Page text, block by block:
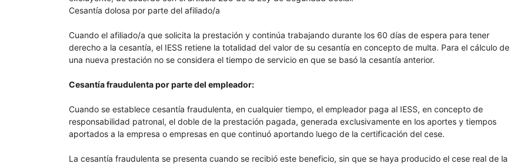
Cesantía dolosa por parte del afiliado/a
Cuando el afiliado/a que solicita la prestación y continúa trabajando durante los 60 días de espera para tener
derecho a la cesantía, el IESS retiene la totalidad del valor de su cesantía en concepto de multa. Para el cálculo de
una nueva prestación no se considera el tiempo de servicio en que se basó la cesantía anterior.
Cesantía fraudulenta por parte del empleador:
Cuando se establece cesantía fraudulenta, en cualquier tiempo, el empleador paga al IESS, en concepto de
responsabilidad patronal, el doble de la prestación pagada, generada exclusivamente en los aportes y tiempos
aportados a la empresa o empresas en que continuó aportando luego de la certificación del cese.
La cesantía fraudulenta se presenta cuando se recibió este beneficio, sin que se haya producido el cese real de la